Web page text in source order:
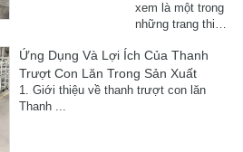
xem là một trong
những trang thiết
trong sản xuất,
giúp nâng cao
hiệu quả làm
Ứng Dụng Và Lợi Ích Của Thanh
Trượt Con Lăn Trong Sản Xuất
1. Giới thiệu về thanh trượt con lăn
Thanh ...